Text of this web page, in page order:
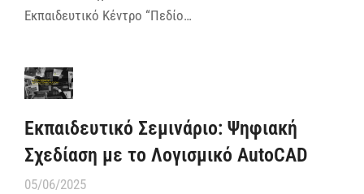
Εκπαιδευτικό Κέντρο “Πεδίο…
Εκπαιδευτικό Σεμινάριο: Ψηφιακή
Σχεδίαση με το Λογισμικό AutoCAD
05/06/2025